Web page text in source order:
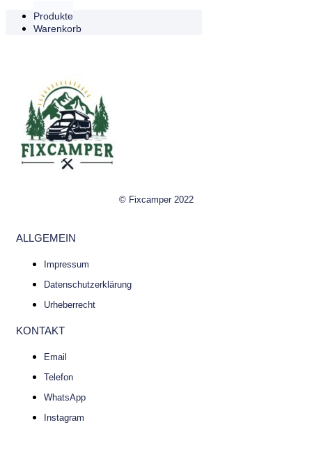
Produkte
Warenkorb
© Fixcamper 2022
ALLGEMEIN
Impressum
Datenschutzerklärung
Urheberrecht
KONTAKT
Email
Telefon
WhatsApp
Instagram